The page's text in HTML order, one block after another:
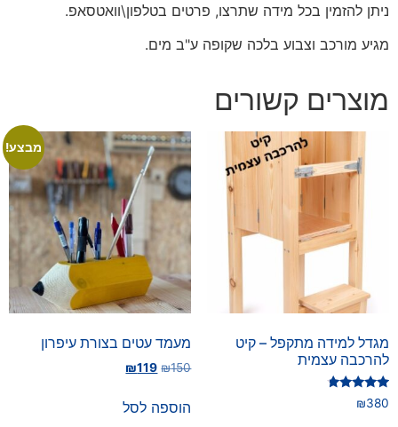
ניתן להזמין בכל מידה שתרצו, פרטים בטלפון\וואטסאפ.
מגיע מורכב וצבוע בלכה שקופה ע"ב מים.
מוצרים קשורים
מגדל למידה מתקפל – קיט
להרכבה עצמית
דורג
4.50
₪380
מבצע!
מעמד עטים בצורת עיפרון
₪150
₪119
הוספה לסל